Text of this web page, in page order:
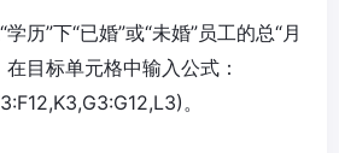
历”下“已婚”或“未婚”员工的总“月
目标单元格中输入公式：
。